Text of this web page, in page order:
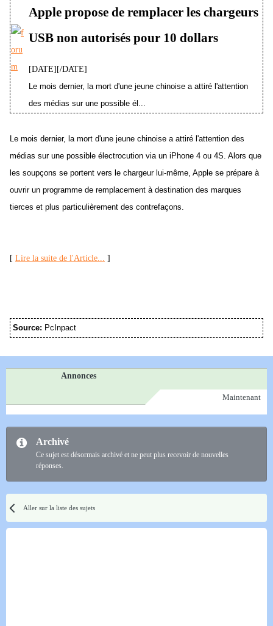
Apple propose de remplacer les chargeurs
USB non autorisés pour 10 dollars
[DATE][/DATE]
Le mois dernier, la mort d'une jeune chinoise a attiré l'attention
des médias sur une possible él...
Le mois dernier, la mort d'une jeune chinoise a attiré l'attention des
médias sur une possible électrocution via un iPhone 4 ou 4S. Alors que
les soupçons se portent vers le chargeur lui-même, Apple se prépare à
ouvrir un programme de remplacement à destination des marques
tierces et plus particulièrement des contrefaçons.
[ Lire la suite de l'Article... ]
Source: PcInpact
Annonces
Maintenant
Archivé
Ce sujet est désormais archivé et ne peut plus recevoir de nouvelles
réponses.
Aller sur la liste des sujets